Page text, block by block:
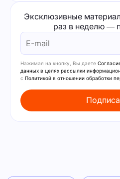
Эксклюзивные
раз в неделю —
Нажимая на кнопку, Вы даете
данных в целях рассылки
с Политикой в отношении обработки